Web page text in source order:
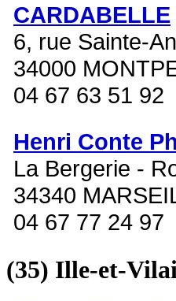
CARDABELLE
6, rue Sainte-
34000
04 67 63 51 92
Henri Conte
La Bergerie -
34340
04 67 77 24 97
(35) Ille-et-